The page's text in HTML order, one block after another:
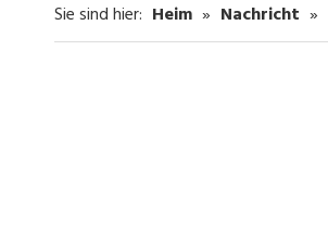
Sie sind hier: Heim » Nachricht »